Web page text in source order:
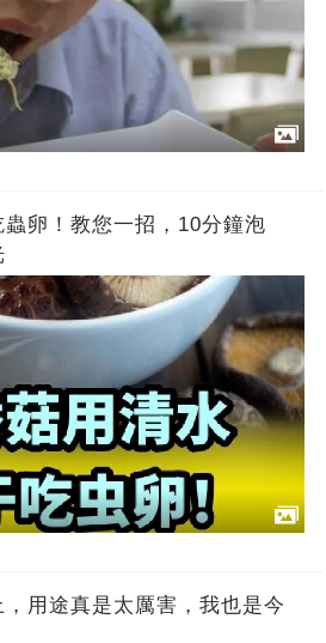
卵！教您一招，10分鐘泡
用途真是太厲害，我也是今